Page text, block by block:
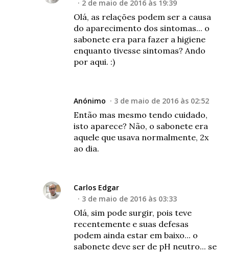
2 de maio de 2016 às 19:39
Olá, as relações podem ser a causa
do aparecimento dos sintomas... o
sabonete era para fazer a higiene
enquanto tivesse sintomas? Ando
por aqui. :)
Anónimo 3 de maio de 2016 às 02:52
Então mas mesmo tendo cuidado,
isto aparece? Não, o sabonete era
aquele que usava normalmente, 2x
ao dia.
Carlos Edgar
3 de maio de 2016 às 03:33
Olá, sim pode surgir, pois teve
recentemente e suas defesas
podem ainda estar em baixo... o
sabonete deve ser de pH neutro... se